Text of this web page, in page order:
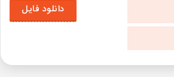
دانلود فایل